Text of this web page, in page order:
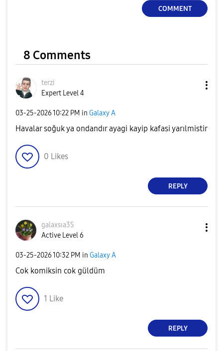
COMMENT
8 Comments
terzi
Expert Level 4
‎03-25-202610:22 PM in Galaxy A
Havalar soğuk ya ondandır ayagi kayip kafasi yarılmistir
0 Likes
REPLY
galaxsıa35
Active Level 6
‎03-25-202610:32 PM in Galaxy A
Cok komiksin cok güldüm
1 Like
REPLY